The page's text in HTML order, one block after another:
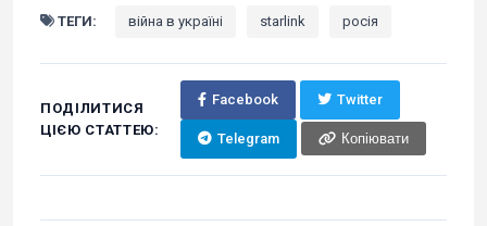
ТЕГИ: війна в україні starlink росія
ПОДІЛИТИСЯ
ЦІЄЮ СТАТТЕЮ:
Facebook Twitter
Telegram Копіювати